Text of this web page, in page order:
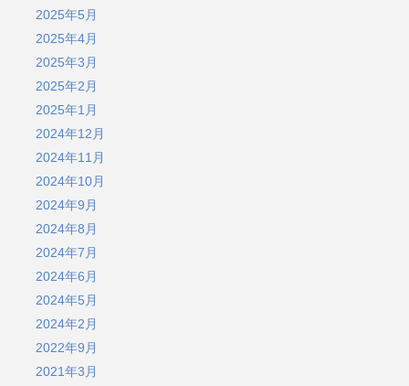
2025年5月
2025年4月
2025年3月
2025年2月
2025年1月
2024年12月
2024年11月
2024年10月
2024年9月
2024年8月
2024年7月
2024年6月
2024年5月
2024年2月
2022年9月
2021年3月